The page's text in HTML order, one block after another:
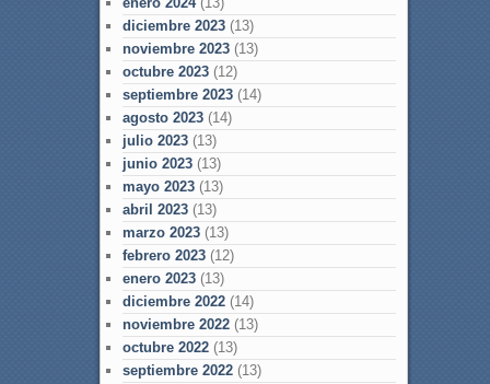
diciembre 2023(13)
noviembre 2023(13)
octubre 2023(12)
septiembre 2023(14)
agosto 2023(14)
julio 2023(13)
junio 2023(13)
mayo 2023(13)
abril 2023(13)
marzo 2023(13)
febrero 2023(12)
enero 2023(13)
diciembre 2022(14)
noviembre 2022(13)
octubre 2022(13)
septiembre 2022(13)